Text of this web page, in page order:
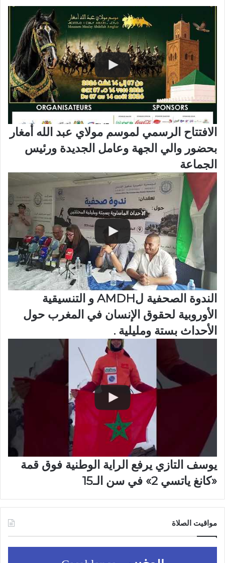
الافتتاح الرسمي لموسم مولاي عبد الله أمغار
بحضور والي الجهة وعامل الجديدة ورئيس
الجماعة
الندوة الصحفية لAMDH و التنسيقية
الأوروبية لحقوق الإنسان في المغرب حول
الأحداث بستة ومليلية .
يوسف التازي يرفع الراية الوطنية فوق قمة
«كانغ ياتسي 2» في سن الـ15
مواقيت الصلاة